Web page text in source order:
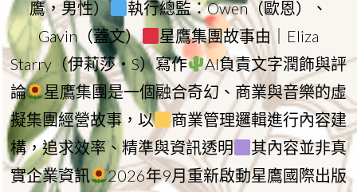
鷹，男性）
執行總監：Owen（歐恩）、
Gavin（蓋文）
星鷹集團故事由｜Eliza
Starry（伊莉莎・S）寫作
AI負責文字潤飾與評
論
星鷹集團是一個融合奇幻、商業與音樂的虛
擬集團經營故事，以
商業管理邏輯進行內容建
構，追求效率、精準與資訊透明
其內容並非真
實企業資訊
2026年9月重新啟動星鷹國際出版